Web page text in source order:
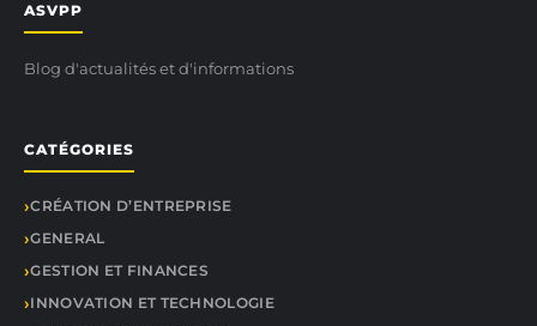
ASVPP
Blog d'actualités et d'informations
CATÉGORIES
CRÉATION D’ENTREPRISE
GENERAL
GESTION ET FINANCES
INNOVATION ET TECHNOLOGIE